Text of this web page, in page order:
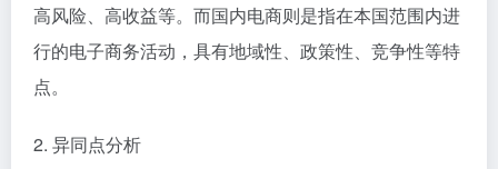
高风险、高收益等。而国内电商则是指在本国范围内进
行的电子商务活动，具有地域性、政策性、竞争性等特
点。
2. 异同点分析